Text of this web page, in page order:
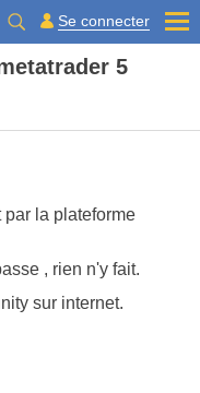
Se connecter
5
la plateforme
, rien n'y fait.
sur internet.